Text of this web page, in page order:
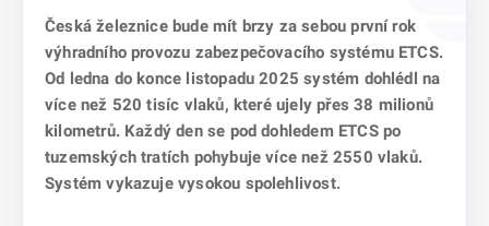
Česká železnice bude mít brzy za sebou první rok
výhradního provozu zabezpečovacího systému ETCS.
Od ledna do konce listopadu 2025 systém dohlédl na
více než 520 tisíc vlaků, které ujely přes 38 milionů
kilometrů. Každý den se pod dohledem ETCS po
tuzemských tratích pohybuje více než 2550 vlaků.
Systém vykazuje vysokou spolehlivost.